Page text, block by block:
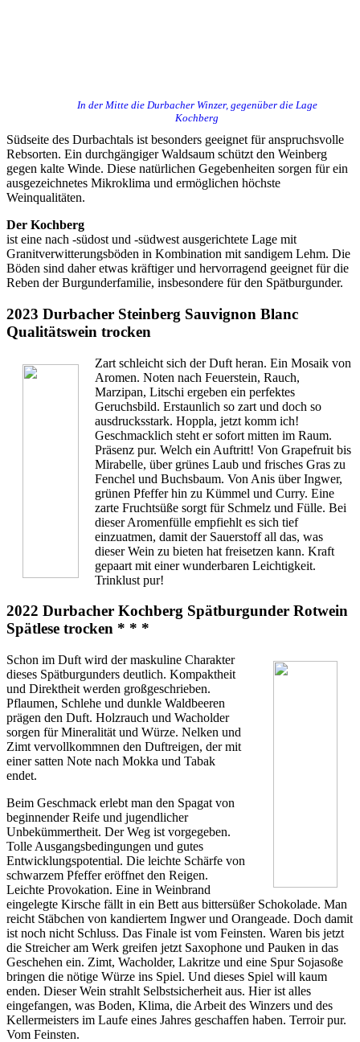
In der Mitte die Durbacher Winzer, gegenüber die Lage
Kochberg
Südseite des Durbachtals ist besonders geeignet für anspruchsvolle
Rebsorten. Ein durchgängiger Waldsaum schützt den Weinberg
gegen kalte Winde. Diese natürlichen Gegebenheiten sorgen für ein
ausgezeichnetes Mikroklima und ermöglichen höchste
Weinqualitäten.
Der Kochberg
ist eine nach -südost und -südwest ausgerichtete Lage mit
Granitverwitterungsböden in Kombination mit sandigem Lehm. Die
Böden sind daher etwas kräftiger und hervorragend geeignet für die
Reben der Burgunderfamilie, insbesondere für den Spätburgunder.
2023 Durbacher Steinberg Sauvignon Blanc
Qualitätswein trocken
Zart schleicht sich der Duft heran. Ein Mosaik von
Aromen. Noten nach Feuerstein, Rauch,
Marzipan, Litschi ergeben ein perfektes
Geruchsbild. Erstaunlich so zart und doch so
ausdrucksstark. Hoppla, jetzt komm ich!
Geschmacklich steht er sofort mitten im Raum.
Präsenz pur. Welch ein Auftritt! Von Grapefruit bis
Mirabelle, über grünes Laub und frisches Gras zu
Fenchel und Buchsbaum. Von Anis über Ingwer,
grünen Pfeffer hin zu Kümmel und Curry. Eine
zarte Fruchtsüße sorgt für Schmelz und Fülle. Bei
dieser Aromenfülle empfiehlt es sich tief
einzuatmen, damit der Sauerstoff all das, was
dieser Wein zu bieten hat freisetzen kann. Kraft
gepaart mit einer wunderbaren Leichtigkeit.
Trinklust pur!
2022 Durbacher Kochberg Spätburgunder Rotwein
Spätlese trocken * * *
Schon im Duft wird der maskuline Charakter
dieses Spätburgunders deutlich. Kompaktheit
und Direktheit werden großgeschrieben.
Pflaumen, Schlehe und dunkle Waldbeeren
prägen den Duft. Holzrauch und Wacholder
sorgen für Mineralität und Würze. Nelken und
Zimt vervollkommnen den Duftreigen, der mit
einer satten Note nach Mokka und Tabak
endet.
Beim Geschmack erlebt man den Spagat von
beginnender Reife und jugendlicher
Unbekümmertheit. Der Weg ist vorgegeben.
Tolle Ausgangsbedingungen und gutes
Entwicklungspotential. Die leichte Schärfe von
schwarzem Pfeffer eröffnet den Reigen.
Leichte Provokation. Eine in Weinbrand
eingelegte Kirsche fällt in ein Bett aus bittersüßer Schokolade. Man
reicht Stäbchen von kandiertem Ingwer und Orangeade. Doch damit
ist noch nicht Schluss. Das Finale ist vom Feinsten. Waren bis jetzt
die Streicher am Werk greifen jetzt Saxophone und Pauken in das
Geschehen ein. Zimt, Wacholder, Lakritze und eine Spur Sojasoße
bringen die nötige Würze ins Spiel. Und dieses Spiel will kaum
enden. Dieser Wein strahlt Selbstsicherheit aus. Hier ist alles
eingefangen, was Boden, Klima, die Arbeit des Winzers und des
Kellermeisters im Laufe eines Jahres geschaffen haben. Terroir pur.
Vom Feinsten.